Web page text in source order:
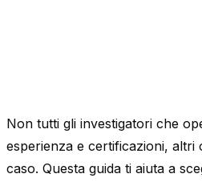
Non tutti gli investigatori che
esperienza e certificazioni,
caso. Questa guida ti aiuta a